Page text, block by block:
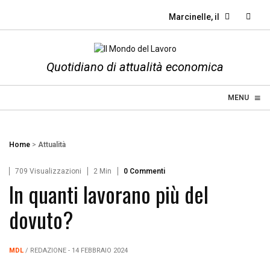
Marcinelle, il dovere
Quotidiano di attualità economica
MENU ≡
☰
Home > Attualità
709 Visualizzazioni 2 Min 0 Commenti
In quanti lavorano più del
dovuto?
MDL / REDAZIONE - 14 FEBBRAIO 2024